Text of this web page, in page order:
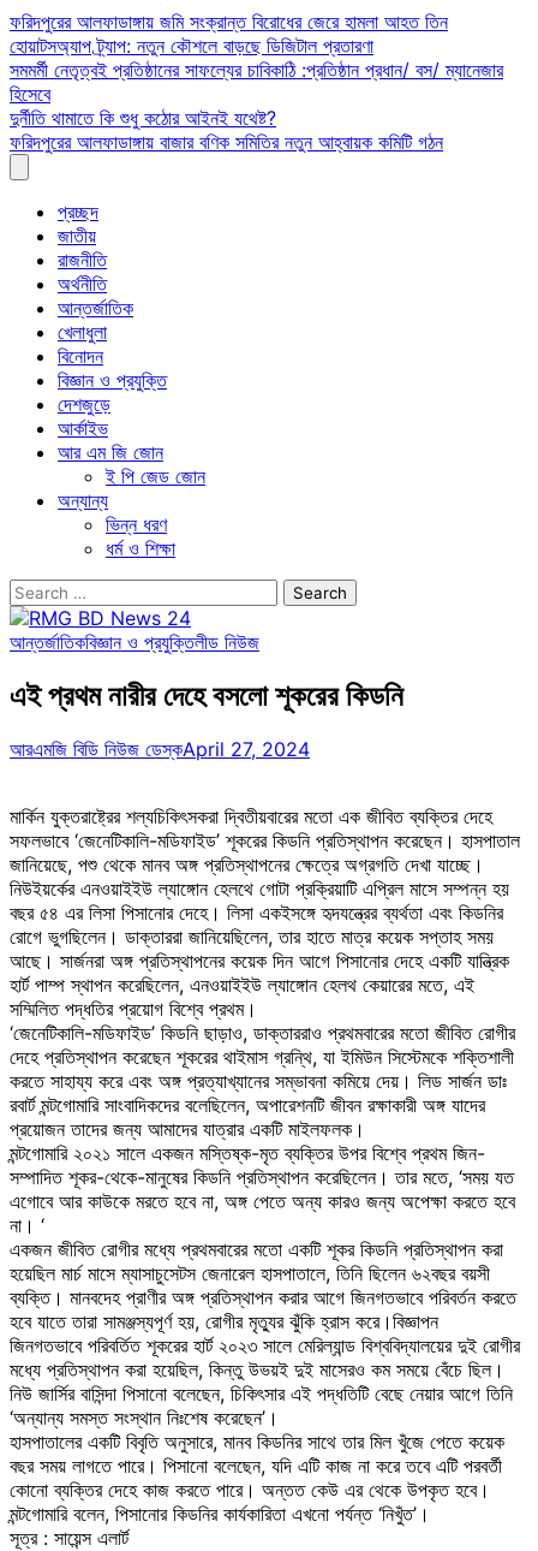
Skip
to
content
ফরিদপুরের আলফাডাঙ্গায় জমি সংক্রান্ত বিরোধের জেরে হামলা আহত তিন
হোয়াটসঅ্যাপ ট্র্যাপ: নতুন কৌশলে বাড়ছে ডিজিটাল প্রতারণা
সমমর্মী নেতৃত্বই প্রতিষ্ঠানের সাফল্যের চাবিকাঠি :প্রতিষ্ঠান প্রধান/ বস/ ম্যানেজার
হিসেবে
দুর্নীতি থামাতে কি শুধু কঠোর আইনই যথেষ্ট?
ফরিদপুরের আলফাডাঙ্গায় বাজার বণিক সমিতির নতুন আহ্বায়ক কমিটি গঠন
প্রচ্ছদ
জাতীয়
রাজনীতি
অর্থনীতি
আন্তর্জাতিক
খেলাধুলা
বিনোদন
বিজ্ঞান ও প্রযুক্তি
দেশজুড়ে
আর্কাইভ
আর এম জি জোন
ই পি জেড জোন
অন্যান্য
ভিন্ন ধরণ
ধর্ম ও শিক্ষা
Search
for:
আন্তর্জাতিকবিজ্ঞান ও প্রযুক্তিলীড নিউজ
এই প্রথম নারীর দেহে বসলো শূকরের কিডনি
আরএমজি বিডি নিউজ ডেস্কApril 27, 2024
মার্কিন যুক্তরাষ্ট্রের শল্যচিকিৎসকরা দ্বিতীয়বারের মতো এক জীবিত ব্যক্তির দেহে
সফলভাবে ‘জেনেটিকালি-মডিফাইড’ শূকরের কিডনি প্রতিস্থাপন করেছেন। হাসপাতাল
জানিয়েছে, পশু থেকে মানব অঙ্গ প্রতিস্থাপনের ক্ষেত্রে অগ্রগতি দেখা যাচ্ছে।
নিউইয়র্কের এনওয়াইইউ ল্যাঙ্গোন হেলথে গোটা প্রক্রিয়াটি এপ্রিল মাসে সম্পন্ন হয়
বছর ৫৪ এর লিসা পিসানোর দেহে। লিসা একইসঙ্গে হৃদযন্ত্রের ব্যর্থতা এবং কিডনির
রোগে ভুগছিলেন। ডাক্তাররা জানিয়েছিলেন, তার হাতে মাত্র কয়েক সপ্তাহ সময়
আছে। সার্জনরা অঙ্গ প্রতিস্থাপনের কয়েক দিন আগে পিসানোর দেহে একটি যান্ত্রিক
হার্ট পাম্প স্থাপন করেছিলেন, এনওয়াইইউ ল্যাঙ্গোন হেলথ কেয়ারের মতে, এই
সম্মিলিত পদ্ধতির প্রয়োগ বিশ্বে প্রথম।
‘জেনেটিকালি-মডিফাইড’ কিডনি ছাড়াও, ডাক্তাররাও প্রথমবারের মতো জীবিত রোগীর
দেহে প্রতিস্থাপন করেছেন শূকরের থাইমাস গ্রন্থি, যা ইমিউন সিস্টেমকে শক্তিশালী
করতে সাহায্য করে এবং অঙ্গ প্রত্যাখ্যানের সম্ভাবনা কমিয়ে দেয়। লিড সার্জন ডাঃ
রবার্ট মন্টগোমারি সাংবাদিকদের বলেছিলেন, অপারেশনটি জীবন রক্ষাকারী অঙ্গ যাদের
প্রয়োজন তাদের জন্য আমাদের যাত্রার একটি মাইলফলক।
মন্টগোমারি ২০২১ সালে একজন মস্তিষ্ক-মৃত ব্যক্তির উপর বিশ্বে প্রথম জিন-
সম্পাদিত শূকর-থেকে-মানুষের কিডনি প্রতিস্থাপন করেছিলেন। তার মতে, ‘সময় যত
এগোবে আর কাউকে মরতে হবে না, অঙ্গ পেতে অন্য কারও জন্য অপেক্ষা করতে হবে
না। ‘
একজন জীবিত রোগীর মধ্যে প্রথমবারের মতো একটি শূকর কিডনি প্রতিস্থাপন করা
হয়েছিল মার্চ মাসে ম্যাসাচুসেটস জেনারেল হাসপাতালে, তিনি ছিলেন ৬২বছর বয়সী
ব্যক্তি। মানবদেহ প্রাণীর অঙ্গ প্রতিস্থাপন করার আগে জিনগতভাবে পরিবর্তন করতে
হবে যাতে তারা সামঞ্জস্যপূর্ণ হয়, রোগীর মৃত্যুর ঝুঁকি হ্রাস করে।বিজ্ঞাপন
জিনগতভাবে পরিবর্তিত শূকরের হার্ট ২০২৩ সালে মেরিল্যান্ড বিশ্ববিদ্যালয়ের দুই রোগীর
মধ্যে প্রতিস্থাপন করা হয়েছিল, কিন্তু উভয়ই দুই মাসেরও কম সময়ে বেঁচে ছিল।
নিউ জার্সির বাসিন্দা পিসানো বলেছেন, চিকিৎসার এই পদ্ধতিটি বেছে নেয়ার আগে তিনি
‘অন্যান্য সমস্ত সংস্থান নিঃশেষ করেছেন’।
হাসপাতালের একটি বিবৃতি অনুসারে, মানব কিডনির সাথে তার মিল খুঁজে পেতে কয়েক
বছর সময় লাগতে পারে। পিসানো বলেছেন, যদি এটি কাজ না করে তবে এটি পরবর্তী
কোনো ব্যক্তির দেহে কাজ করতে পারে। অন্তত কেউ এর থেকে উপকৃত হবে।
মন্টগোমারি বলেন, পিসানোর কিডনির কার্যকারিতা এখনো পর্যন্ত ‘নিখুঁত’।
সূত্র : সায়েন্স এলার্ট